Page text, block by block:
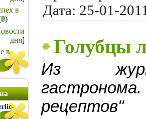
в
0)
дня]
в
Дата: 25-01-
Голубцы
Из
рецептов"